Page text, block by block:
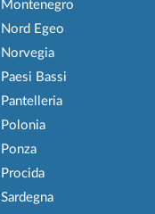
Montenegro
Nord Egeo
Norvegia
Paesi Bassi
Pantelleria
Polonia
Ponza
Procida
Sardegna